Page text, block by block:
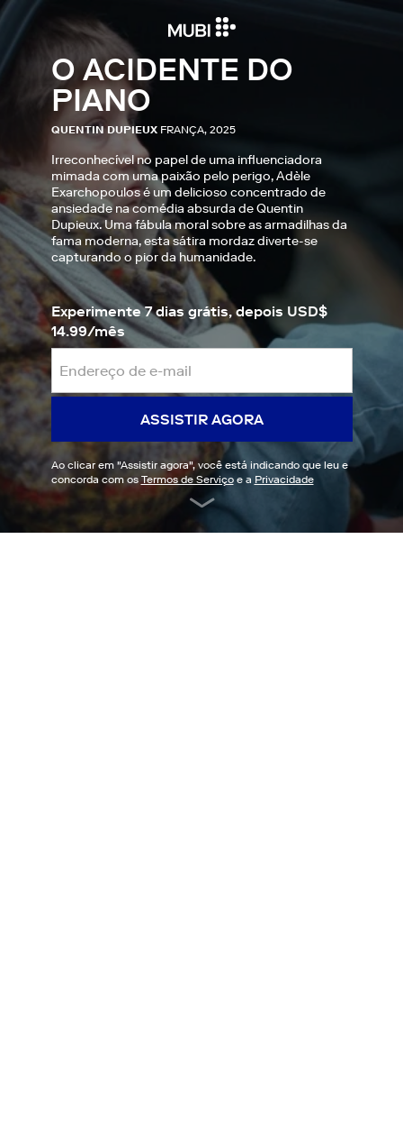
O ACIDENTE DO
PIANO
QUENTIN DUPIEUX FRANÇA, 2025
Irreconhecível no papel de uma influenciadora
mimada com uma paixão pelo perigo, Adèle
Exarchopoulos é um delicioso concentrado de
ansiedade na comédia absurda de Quentin
Dupieux. Uma fábula moral sobre as armadilhas da
fama moderna, esta sátira mordaz diverte-se
capturando o pior da humanidade.
Experimente 7 dias grátis, depois USD$
14.99/mês
ASSISTIR AGORA
Ao clicar em "Assistir agora", você está indicando que leu e
concorda com os Termos de Serviçoe a Privacidade